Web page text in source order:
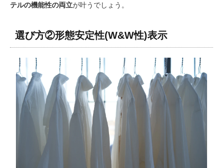
テルの機能性の両立が叶うでしょう。
選び方②形態安定性(W&W性)表示